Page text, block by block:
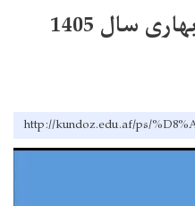
سال 1405
http://kundoz.edu.af/ps/